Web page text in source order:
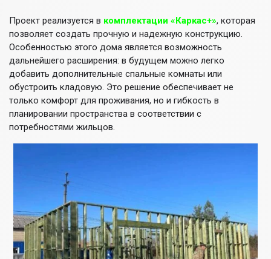
Проект реализуется в комплектации «Каркас+», которая
позволяет создать прочную и надежную конструкцию.
Особенностью этого дома является возможность
дальнейшего расширения: в будущем можно легко
добавить дополнительные спальные комнаты или
обустроить кладовую. Это решение обеспечивает не
только комфорт для проживания, но и гибкость в
планировании пространства в соответствии с
потребностями жильцов.